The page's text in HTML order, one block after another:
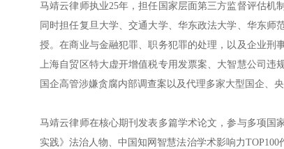
马靖云律师执业25年，担任国家层面第三方监督评估机
同时担任复旦大学、交通大学、华东政法大学、华东
授。在商业与金融犯罪、职务犯罪的处理，以及企业刑
上海自贸区特大虚开增值税专用发票案、大智慧公司违
国企高管涉嫌贪腐内部调查案以及代理多家大型国企、
马靖云律师在核心期刊发表多篇学术论文，参与多项国
实践》法治人物、中国知网智慧法治学术影响力